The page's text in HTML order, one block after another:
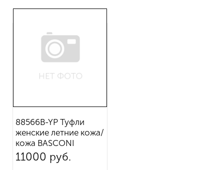
88566B-YP Туфли
женские летние кожа/
кожа BASCONI
11 000 руб.